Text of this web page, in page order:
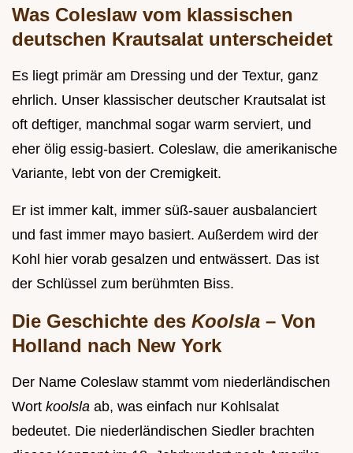
Was Coleslaw vom klassischen
deutschen Krautsalat unterscheidet
Es liegt primär am Dressing und der Textur, ganz
ehrlich. Unser klassischer deutscher Krautsalat ist
oft deftiger, manchmal sogar warm serviert, und
eher ölig essig-basiert. Coleslaw, die amerikanische
Variante, lebt von der Cremigkeit.
Er ist immer kalt, immer süß-sauer ausbalanciert
und fast immer mayo basiert. Außerdem wird der
Kohl hier vorab gesalzen und entwässert. Das ist
der Schlüssel zum berühmten Biss.
Die Geschichte des Koolsla – Von
Holland nach New York
Der Name Coleslaw stammt vom niederländischen
Wort koolsla ab, was einfach nur Kohlsalat
bedeutet. Die niederländischen Siedler brachten